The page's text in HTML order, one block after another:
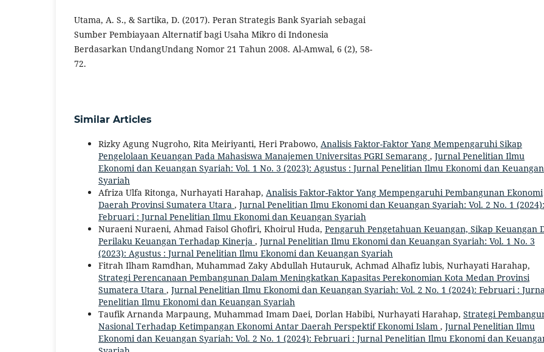
Utama, A. S., & Sartika, D. (2017). Peran Strategis Bank Syariah sebagai
Sumber Pembiayaan Alternatif bagi Usaha Mikro di Indonesia
Berdasarkan UndangUndang Nomor 21 Tahun 2008. Al-Amwal, 6 (2), 58-
72.
Similar Articles
Rizky Agung Nugroho, Rita Meiriyanti, Heri Prabowo, Analisis Faktor-Faktor Yang Mempengaruhi Sikap
Pengelolaan Keuangan Pada Mahasiswa Manajemen Universitas PGRI Semarang , Jurnal Penelitian Ilmu
Ekonomi dan Keuangan Syariah: Vol. 1 No. 3 (2023): Agustus : Jurnal Penelitian Ilmu Ekonomi dan Keuangan
Syariah
Afriza Ulfa Ritonga, Nurhayati Harahap, Analisis Faktor-Faktor Yang Mempengaruhi Pembangunan Ekonomi
Daerah Provinsi Sumatera Utara , Jurnal Penelitian Ilmu Ekonomi dan Keuangan Syariah: Vol. 2 No. 1 (2024):
Februari : Jurnal Penelitian Ilmu Ekonomi dan Keuangan Syariah
Nuraeni Nuraeni, Ahmad Faisol Ghofiri, Khoirul Huda, Pengaruh Pengetahuan Keuangan, Sikap Keuangan
Perilaku Keuangan Terhadap Kinerja , Jurnal Penelitian Ilmu Ekonomi dan Keuangan Syariah: Vol. 1 No. 3
(2023): Agustus : Jurnal Penelitian Ilmu Ekonomi dan Keuangan Syariah
Fitrah Ilham Ramdhan, Muhammad Zaky Abdullah Hutauruk, Achmad Alhafiz lubis, Nurhayati Harahap,
Strategi Perencanaan Pembangunan Dalam Meningkatkan Kapasitas Perekonomian Kota Medan Provinsi
Sumatera Utara , Jurnal Penelitian Ilmu Ekonomi dan Keuangan Syariah: Vol. 2 No. 1 (2024): Februari :
Penelitian Ilmu Ekonomi dan Keuangan Syariah
Taufik Arnanda Marpaung, Muhammad Imam Daei, Dorlan Habibi, Nurhayati Harahap, Strategi
Nasional Terhadap Ketimpangan Ekonomi Antar Daerah Perspektif Ekonomi Islam , Jurnal Penelitian Ilmu
Ekonomi dan Keuangan Syariah: Vol. 2 No. 1 (2024): Februari : Jurnal Penelitian Ilmu Ekonomi dan